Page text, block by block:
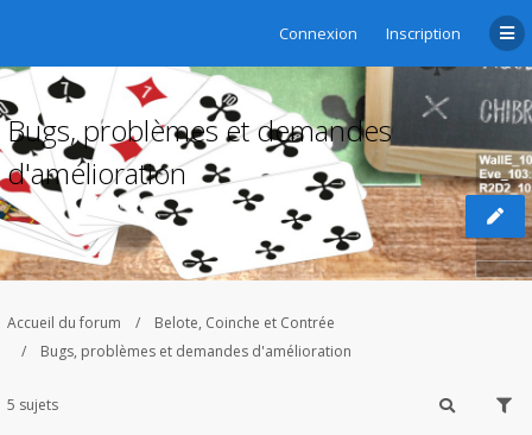
Connexion Inscription
Bugs, problèmes et demandes
d'amélioration
Accueil du forum
Belote, Coinche et Contrée
Bugs, problèmes et demandes d'amélioration
5 sujets